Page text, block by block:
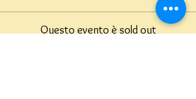
Questo evento è sold out